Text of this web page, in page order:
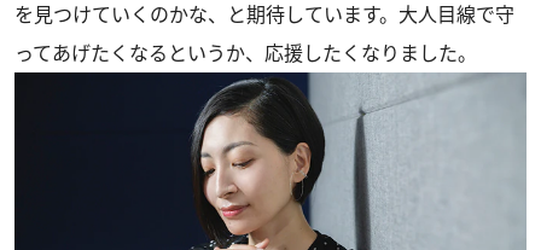
を見つけていくのかな、と期待しています。大人目線で守
ってあげたくなるというか、応援したくなりました。